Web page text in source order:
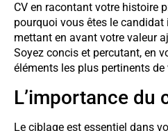
CV en racontant votre histoire
pourquoi vous êtes le candidat
mettant en avant votre valeur
Soyez concis et percutant, en
éléments les plus pertinents de
L’importance du
Le ciblage est essentiel dans